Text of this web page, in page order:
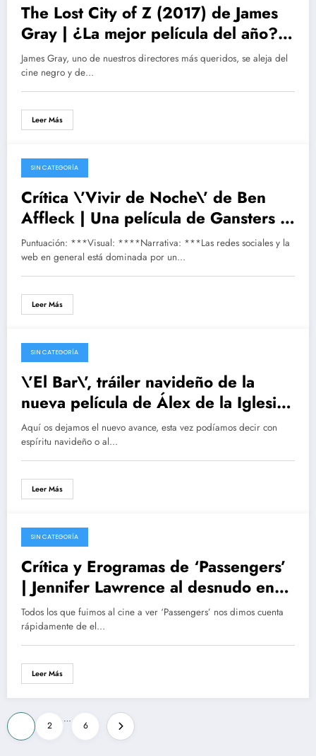
The Lost City of Z (2017) de James
Gray | ¿La mejor película del año? |
Tom Holland, Sienna Miller, Robert
Pattinson y Charlie Hunnam |
Noticias, actores, trailers,
fotogramas, críticas…
James Gray, uno de nuestros directores más queridos, se aleja del
cine negro y de…
Leer Más
12/01/2017
SIN CATEGORÍA
Crítica \’Vivir de Noche\’ de Ben
Affleck | Una película de Gansters |
Fotogramas, trailers, crítica, spots,
premios, noticias
Puntuación: ***Visual: ****Narrativa: ***Las redes sociales y la
web en general está dominada por un…
Leer Más
24/12/2016
SIN CATEGORÍA
\’El Bar\’, tráiler navideño de la
nueva película de Álex de la Iglesia
| Mario Casas y Blanca Suárez
Aquí os dejamos el nuevo avance, esta vez podíamos decir con
espíritu navideño o al…
Leer Más
17/12/2016
SIN CATEGORÍA
Crítica y Erogramas de ‘Passengers’
| Jennifer Lawrence al desnudo en
Passengers | Amor y ciencia ficción |
Tráiler, poster, fotogramas, noticias,
crítica
Todos los que fuimos al cine a ver ‘Passengers’ nos dimos cuenta
rápidamente de el…
Leer Más
Paginación
de
2
…
6